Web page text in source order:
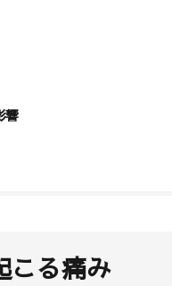
響
こる痛み